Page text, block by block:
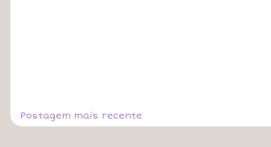
Postagem mais recente